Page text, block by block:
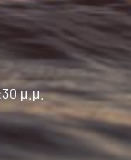
μ.μ.